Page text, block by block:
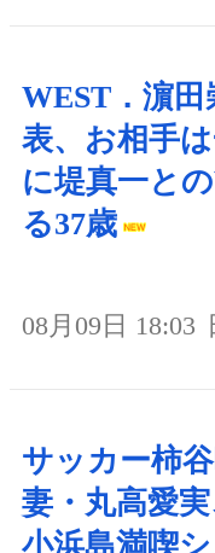
WEST．濵
表、お相手
に堤真一と
る37歳
08月09日 18:03
サッカー柿
妻・丸高愛
小浜島満喫